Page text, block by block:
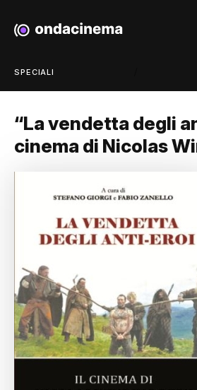
SPECIALI
“La vendetta degli
cinema di Nicolas